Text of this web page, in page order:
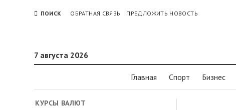
ПОИСК ОБРАТНАЯ СВЯЗЬ ПРЕДЛОЖИТЬ НОВОСТЬ
7 августа 2026
Главная Спорт Бизнес
КУРСЫ ВАЛЮТ